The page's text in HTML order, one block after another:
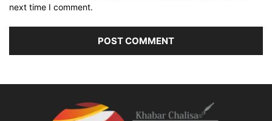
next time I comment.